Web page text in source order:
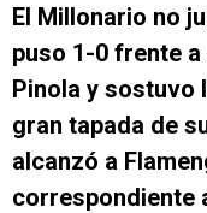
El Millonario no
puso 1-0 frente
Pinola y sostuvo
gran tapada de
alcanzó a
correspondiente